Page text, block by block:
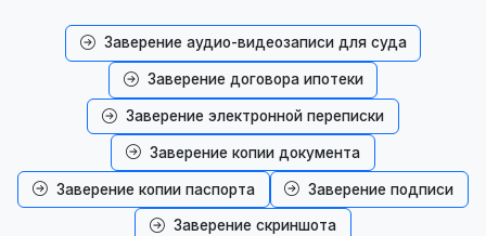
Заверение аудио-видеозаписи для суда
Заверение договора ипотеки
Заверение электронной переписки
Заверение копии документа
Заверение копии паспорта Заверение подписи
Заверение скриншота